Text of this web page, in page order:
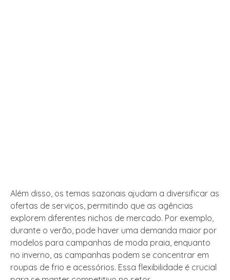
Além disso, os temas sazonais ajudam a diversificar as
ofertas de serviços, permitindo que as agências
explorem diferentes nichos de mercado. Por exemplo,
durante o verão, pode haver uma demanda maior por
modelos para campanhas de moda praia, enquanto
no inverno, as campanhas podem se concentrar em
roupas de frio e acessórios. Essa flexibilidade é crucial